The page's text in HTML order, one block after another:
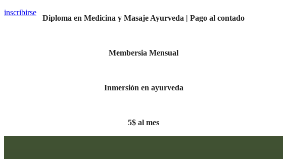
inscribirse
Diploma en Medicina y Masaje Ayurveda | Pago al contado
Membersia Mensual
Inmersión en ayurveda
5$ al mes